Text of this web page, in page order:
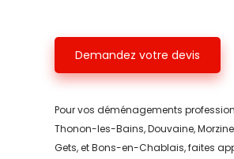
Demandez votre devis
Pour vos déménagements
Thonon-les-Bains, Douvaine,
Gets, et Bons-en-Chablais, faites